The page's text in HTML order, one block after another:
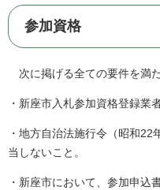
参加資格
次に掲げる全ての要件を満た
・新座市入札参加資格登録業
・地方自治法施行令（昭和
当しないこと。
・新座市において、参加申込